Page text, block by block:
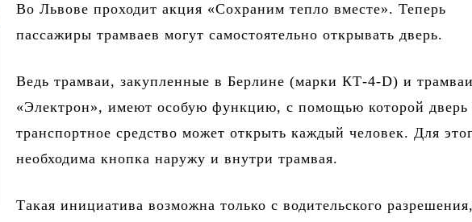
Во Львове проходит акция «Сохраним тепло вместе». Теперь
пассажиры трамваев могут самостоятельно открывать дверь.
Ведь трамваи, закупленные в Берлине (марки КТ-4-D) и трамваи
«Электрон», имеют особую функцию, с помощью которой дверь
транспортное средство может открыть каждый человек. Для
необходима кнопка наружу и внутри трамвая.
Такая инициатива возможна только с водительского разрешения,